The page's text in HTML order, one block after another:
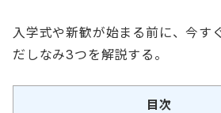
入学式や新歓が始まる前に、今す
だしなみ3つを解説する。
目次